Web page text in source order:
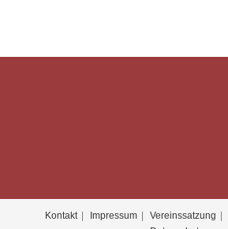
Kontakt Impressum Vereinssatzung